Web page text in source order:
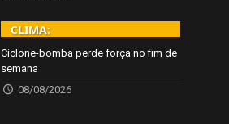
CLIMA:
Ciclone-bomba perde força no fim de
semana
08/08/2026